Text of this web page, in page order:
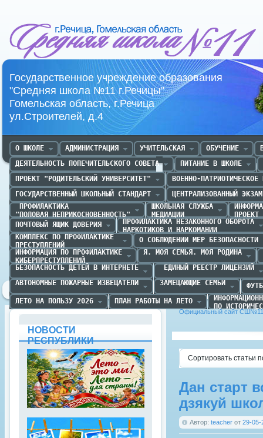
Средняя школа №11 г.Речица
Государственное учреждение образования
"Средняя школа №11 г.Речицы"
Гомельская область, г.Речица
ул.Строителей, д.4
О ШКОЛЕ АДМИНИСТРАЦИЯ УЧИТЕЛЬСКАЯ ОБУЧЕНИЕ
ДЕЯТЕЛЬНОСТЬ ПОПЕЧИТЕЛЬСКОГО СОВЕТА
ПИТАНИЕ В ШКОЛЕ
ПРОЕКТ "РОДИТЕЛЬСКИЙ УНИВЕРСИТЕТ"
ВОЕННО-ПАТРИОТИЧЕСКОЕ
ГОСУДАРСТВЕННЫЙ ШКОЛЬНЫЙ СТАНДАРТ
ЦЕНТРАЛИЗОВАННЫЙ
ПРОФИЛАКТИКА
"ПОЛОВАЯ НЕПРИКОСНОВЕННОСТЬ"
ШКОЛЬНАЯ СЛУЖБА
МЕДИАЦИИ
ПОЧТОВЫЙ ЯЩИК ДОВЕРИЯ
ПРОФИЛАКТИКА НЕЗАКОННОГО ОБОРОТА
НАРКОТИКОВ И НАРКОМАНИИ
КОМПЛЕКС ПО ПРОФИЛАКТИКЕ
ПРЕСТУПЛЕНИЙ
О СОБЛЮДЕНИИ МЕР БЕЗОПАСНОСТИ
ИНФОРМАЦИЯ ПО ПРОФИЛАКТИКЕ
КИБЕРПРЕСТУПЛЕНИЙ
Я. МОЯ СЕМЬЯ. МОЯ РОДИНА
БЕЗОПАСНОСТЬ ДЕТЕЙ В ИНТЕРНЕТЕ
ЕДИНЫЙ РЕЕСТР ЛИЦЕНЗИЙ
АВТОНОМНЫЕ ПОЖАРНЫЕ ИЗВЕЩАТЕЛИ
ЗАМЕЩАЮЩИЕ СЕМЬИ
ЛЕТО НА ПОЛЬЗУ 2026
ПЛАН РАБОТЫ НА ЛЕТО
ПО
Официальный сайт СШ№11
Сортировать статьи
Дан старт
дзякуй
Автор: teacher от 29-05-
НОВОСТИ
РЕСПУБЛИКИ